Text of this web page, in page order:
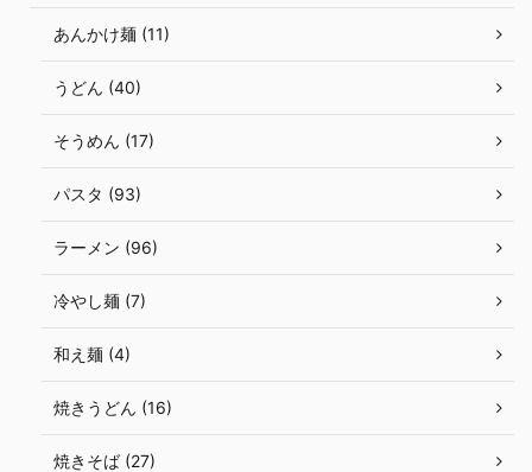
あんかけ麺 (11)
うどん (40)
そうめん (17)
パスタ (93)
ラーメン (96)
冷やし麺 (7)
和え麺 (4)
焼きうどん (16)
焼きそば (27)